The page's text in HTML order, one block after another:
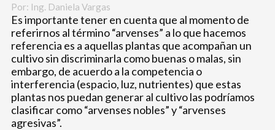
Por: Ing. Daniela Vargas
Es importante tener en cuenta que al momento de
referirnos al término “arvenses” a lo que hacemos
referencia es a aquellas plantas que acompañan un
cultivo sin discriminarla como buenas o malas, sin
embargo, de acuerdo a la competencia o
interferencia (espacio, luz, nutrientes) que estas
plantas nos puedan generar al cultivo las podríamos
clasificar como “arvenses nobles” y “arvenses
agresivas”.